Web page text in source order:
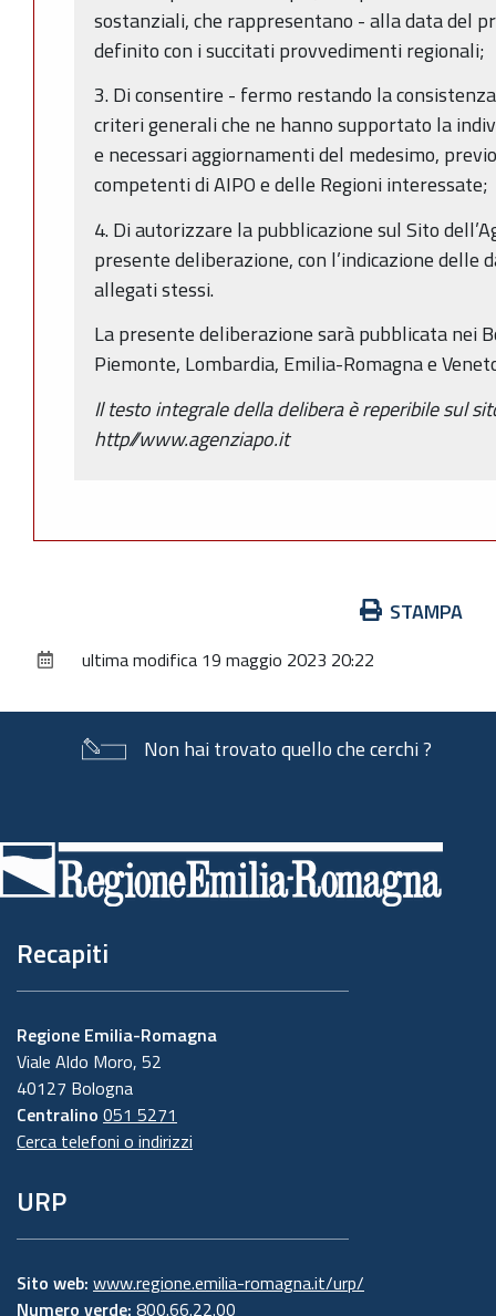
sostanziali, che rappresentano - alla data del
definito con i succitati provvedimenti regionali;
3. Di consentire - fermo restando la
criteri generali che ne hanno supportato la
e necessari aggiornamenti del medesimo,
competenti di AIPO e delle Regioni interessate;
4. Di autorizzare la pubblicazione sul Sito
presente deliberazione, con l’indicazione delle
allegati stessi.
La presente deliberazione sarà pubblicata nei
Piemonte, Lombardia, Emilia-Romagna e
Il testo integrale della delibera è reperibile sul
http//www.agenziapo.it
documento
STAMPA
ultima modifica 19 maggio 2023 20:22
Non hai trovato quello che cerchi ?
di
pagina
Recapiti
Regione Emilia-Romagna
Viale Aldo Moro, 52
40127 Bologna
Centralino 051 5271
Cerca telefoni o indirizzi
URP
Sito web: www.regione.emilia-romagna.it/urp/
Numero verde: 800.66.22.00